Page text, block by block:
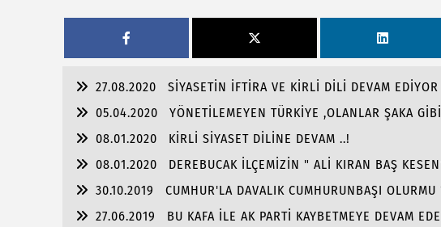
27.08.2020
SİYASETİN İFTİRA VE KİRLİ DİLİ DEVAM
05.04.2020
YÖNETİLEMEYEN TÜRKİYE ,OLANLAR ŞAKA
08.01.2020
KİRLİ SİYASET DİLİNE DEVAM ..!
08.01.2020
DEREBUCAK İLÇEMİZİN " ALİ KIRAN BAŞ
30.10.2019
CUMHUR'LA DAVALIK CUMHURUNBAŞI OLURMU
27.06.2019
BU KAFA İLE AK PARTİ KAYBETMEYE DEVAM